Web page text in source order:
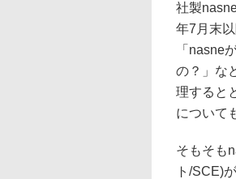
社製
年7月末
「nasne
の？」な
理すると
について
そもそも
ト/SCE)